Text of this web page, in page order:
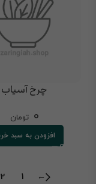
چرخ آسیاب
۰ تومان
افزودن به سبد
←
1
2